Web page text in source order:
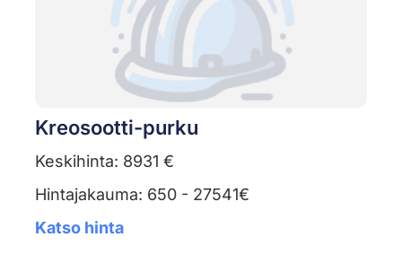
Kreosootti-purku
Keskihinta: 8931 €
Hintajakauma: 650 - 27541€
Katso hinta